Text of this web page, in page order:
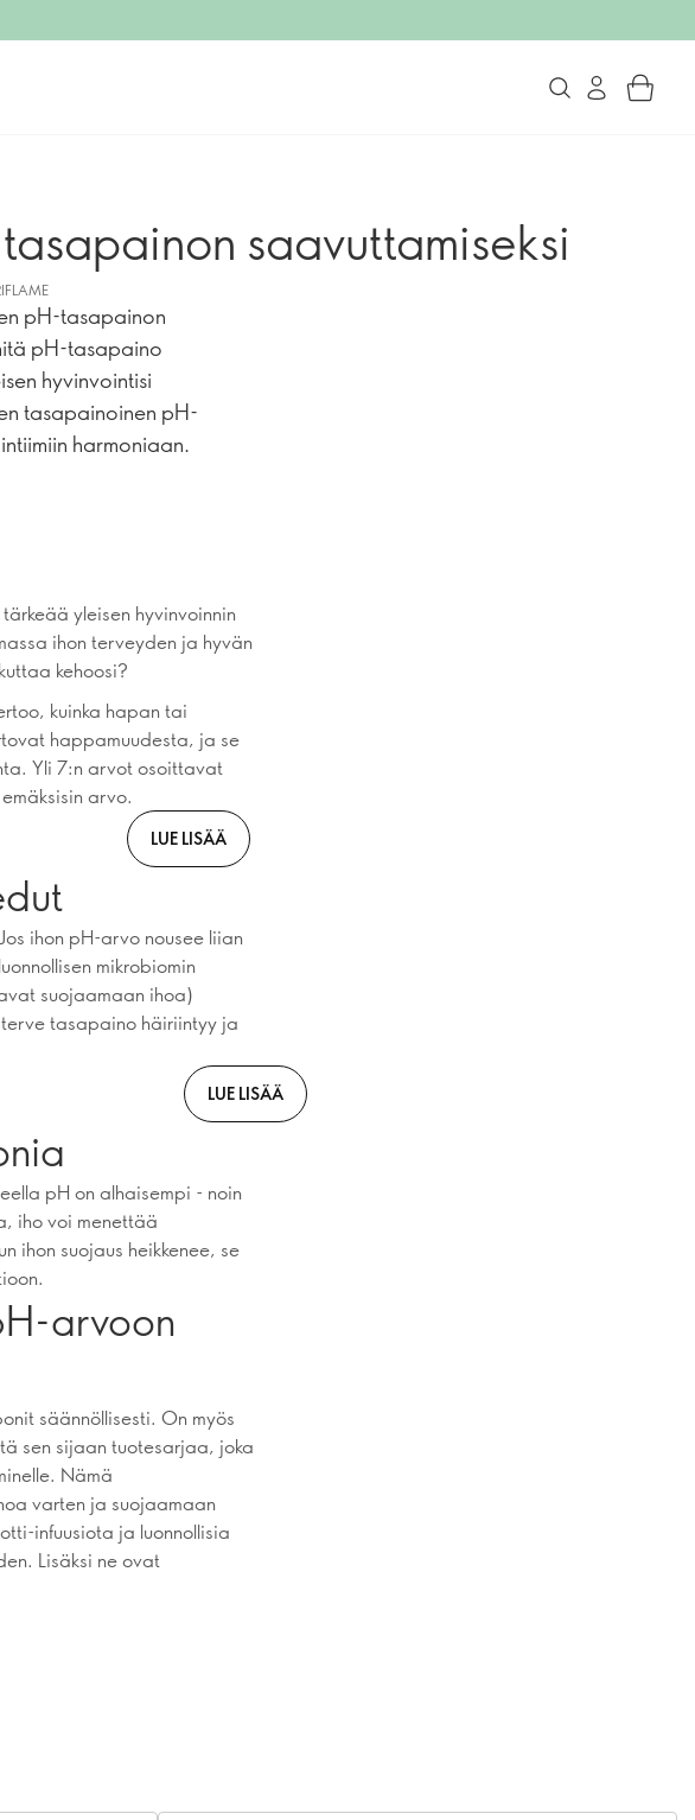
saavuttamiseksi
pH-tasapainon
pH-tasapaino
hyvinvointisi
tasapainoinen pH-
harmoniaan.
yleisen hyvinvoinnin
ihon terveyden ja hyvän
kehoosi?
kuinka hapan tai
happamuudesta, ja se
Yli 7:n arvot osoittavat
arvo.
LUE LISÄÄ
ihon pH-arvo nousee liian
mikrobiomin
suojaamaan ihoa)
tasapaino häiriintyy ja
LUE LISÄÄ
pH on alhaisempi - noin
iho voi menettää
ihon suojaus heikkenee, se
arvoon
säännöllisesti. On myös
sen sijaan tuotesarjaa, joka
Nämä
varten ja suojaamaan
infuusiota ja luonnollisia
Lisäksi ne ovat